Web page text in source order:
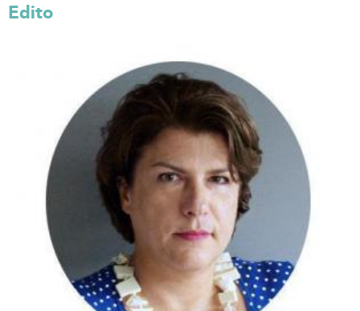
Edito